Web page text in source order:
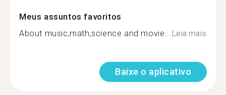
Meus assuntos favoritos
About music,math,science and movie... Leia mais
Baixe o aplicativo